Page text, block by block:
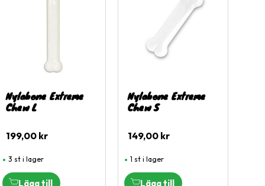
Nylabone Extreme
Chew L
199,00kr
3 st i lager
Nylabone Extreme
Chew S
149,00 kr
1 st i lager